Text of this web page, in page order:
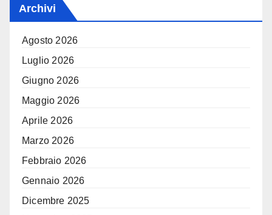
Archivi
Agosto 2026
Luglio 2026
Giugno 2026
Maggio 2026
Aprile 2026
Marzo 2026
Febbraio 2026
Gennaio 2026
Dicembre 2025